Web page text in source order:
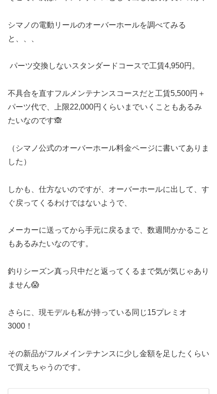
シマノの電動リールのオーバーホールを調べてみる
と、、、
パーツ交換しないスタンダードコースで工賃4,950円。
不具合を直すフルメンテナンスコースだと工賃5,500円＋
パーツ代で、上限22,000円くらいまでいくこともあるみ
たいなのです🙈
（シマノ公式のオーバーホール料金ページに書いてありま
した）
しかも、仕方ないのですが、オーバーホールに出して、す
ぐ戻ってくるわけではないようで、
メーカーに送ってから手元に戻るまで、数週間かかること
もあるみたいなのです。
釣りシーズン真っ只中だと返ってくるまで気が気じゃあり
ません😱
さらに、現モデルも私が持っている同じ15プレミオ
3000！
その新品がフルメインテナンスに少し金額を足したくらい
で買えちゃうのです。